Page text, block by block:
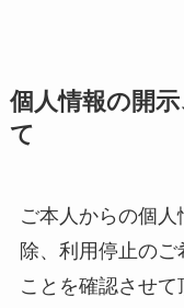
個人情報の開
て
ご本人からの個
除、利用停止の
ことを確認させ